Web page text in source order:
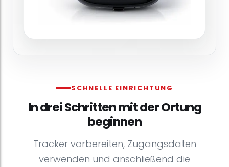
SCHNELLE EINRICHTUNG
In drei Schritten mit der Ortung
beginnen
Tracker vorbereiten, Zugangsdaten
verwenden und anschließend die